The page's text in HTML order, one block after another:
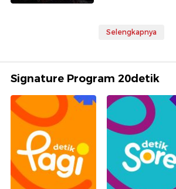
Selengkapnya
Signature Program 20detik